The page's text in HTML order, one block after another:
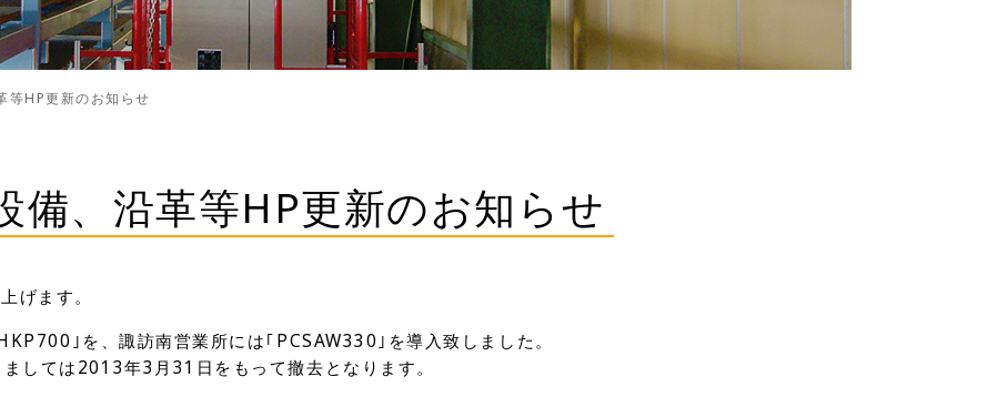
等HP更新のお知らせ
備、沿革等HP更新のお知らせ
げます。
｣を、諏訪南営業所には｢PCSAW330｣を導入致しました。
しては2013年3月31日をもって撤去となります。